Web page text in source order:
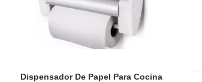
Dispensador De Papel Para Cocina